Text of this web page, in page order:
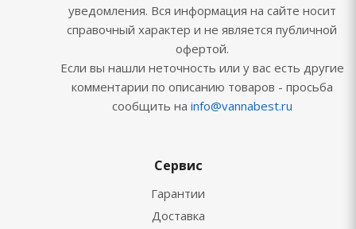
уведомления. Вся информация на сайте носит
справочный характер и не является публичной
офертой.
Если вы нашли неточность или у вас есть другие
комментарии по описанию товаров - просьба
сообщить на info@vannabest.ru
Сервис
Гарантии
Доставка